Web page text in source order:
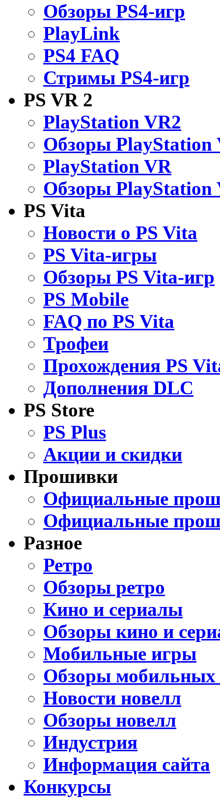
Обзоры PS4-игр
PlayLink
PS4 FAQ
Стримы PS4-игр
PS VR 2
PlayStation VR2
Обзоры PlayStation
PlayStation VR
Обзоры PlayStation
PS Vita
Новости о PS Vita
PS Vita-игры
Обзоры PS Vita-игр
PS Mobile
FAQ по PS Vita
Трофеи
Прохождения PS
Дополнения DLC
PS Store
PS Plus
Акции и скидки
Прошивки
Официальные
Официальные
Разное
Ретро
Обзоры ретро
Кино и сериалы
Обзоры кино и
Мобильные игры
Обзоры мобильных
Новости новелл
Обзоры новелл
Индустрия
Информация сайта
Конкурсы